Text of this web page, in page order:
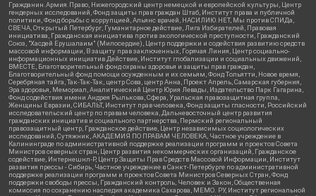
Гражданин.Армия.Право, Нижегородский центр немецкой и европейской культуры, Центр
гендерных исследований, Фонд защиты прав граждан Штаб, Институт права и публичной
политики, Фонд борьбы с коррупцией, Альянс врачей, НАСИЛИЮ.НЕТ, Мы против СПИДа,
СВЕЧА, Открытый Петербург, Гуманитарное действие, Лига Избирателей, Правовая
инициатива, Гражданская инициатива против экологической преступности, Гражданский
Союз, "Хасдей Ерушалаим" (Милосердие), Центр поддержки и содействия развитию средств
массовой информации, В защиту прав заключенных, Горячая Линия, Центр социально-
информационных инициатив Действие, Институт глобализации и социальных движений,
ВМЕСТЕ, Благотворительный фонд охраны здоровья и защиты прав граждан,
Благотворительный фонд помощи осужденным и их семьям, Фонд Тольятти, Новое время,
Серебряная тайга, Так-Так-Так, центр Сова, центр Анна, Проект Апрель, Самарская губерния,
Эра здоровья, Мемориал, Аналитический Центр Юрия Левады, Издательство Парк Гагарина,
Фонд содействия имени Андрея Рылькова, Сфера, Уральская правозащитная группа,
Женщины Евразии, СИБАЛЬТ, Институт прав человека, Фонд защиты гласности, Российский
исследовательский центр по правам человека, Дальневосточный центр развития
гражданских инициатив и социального партнерства, Пермский региональный
правозащитный центр, Гражданское действие, Центр независимых социологических
исследований, Сутяжник, АКАДЕМИЯ ПО ПРАВАМ ЧЕЛОВЕКА, Частное учреждение в
Калининграде по административной поддержке реализации программ и проектов Совета
Министров северных стран, Центр развития некоммерческих организаций, Гражданское
содействие, Интернешнл-Р, Центр Защиты Прав Средств Массовой Информации, Институт
развития прессы - Сибирь, Частное учреждение в Санкт-Петербурге по административной
поддержке реализации программ и проектов Совета Министров Северных Стран, Фонд
поддержки свободы прессы, Гражданский контроль, Человек и Закон, Общественная
комиссия по сохранению наследия академика Сахарова, МЕМО. РУ, Институт региональной